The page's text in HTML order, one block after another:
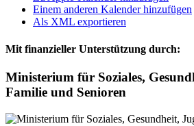
Einem anderen Kalender hinzufügen
Als XML exportieren
Mit finanzieller Unterstützung durch:
Ministerium für Soziales,
Familie und Senioren